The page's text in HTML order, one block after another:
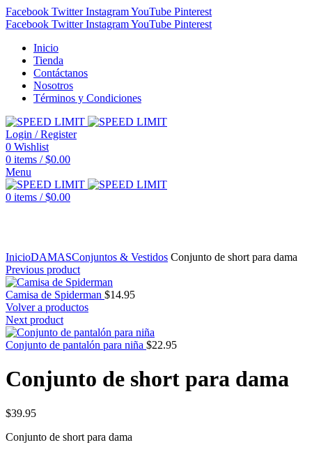
Facebook Twitter InstagramYouTube Pinterest
Facebook Twitter InstagramYouTube Pinterest
Inicio
Tienda
Contáctanos
Nosotros
Términos y Condiciones
Login / Register
0 Wishlist
0 items / $0.00
Menu
0 items / $0.00
InicioDAMASConjuntos & Vestidos Conjunto de short para dama
Previous product
Camisa de Spiderman $14.95
Volver a productos
Next product
Conjunto de pantalón para niña $22.95
Conjunto de short para dama
$39.95
Conjunto de short para dama